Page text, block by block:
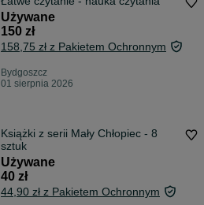
Używane
150 zł
158,75 zł z Pakietem Ochronnym
Bydgoszcz
01 sierpnia 2026
Książki z serii Mały Chłopiec - 8
sztuk
Używane
40 zł
44,90 zł z Pakietem Ochronnym